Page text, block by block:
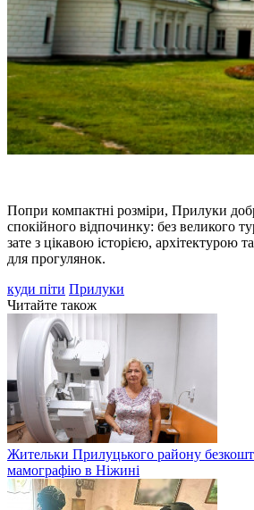
Попри компактні розміри, Прилуки
спокійного відпочинку: без великого
зате з цікавою історією, архітектурою
для прогулянок.
куди піти Прилуки
Читайте також
Жительки Прилуцького району
мамографію в Ніжині